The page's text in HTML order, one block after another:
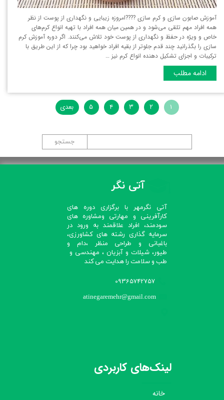
آموزش صابون سازی و کرم سازی ????امروزه زیبایی و نگهداری از پوست از نظر
همه افراد مهم تلقی می‌شود و در همین میان همه افراد با تهیه انواع کرم‌های
خاص و ویژه در حفظ و نگهداری از پوست خود تلاش می‌کنند. اگر دوره آموزش کرم
سازی را بگذرانید چند قدم جلوتر از بقیه افراد خواهید بود چرا که از این طریق با
ترکیبات و اجزای تشکیل دهنده انواع کرم نیز …
ادامه مطلب
۱ ۲ ۳ ۴ ۵ بعدی
جستجو
آتی نگر
آتی نگرمهر با برگزاری دوره های
کارآفرینی و مهارتی ومشاوره های
سودمند، افراد علاقمند به ورود در
سرمایه گذاری رشته های کشاورزی،
باغبانی و طراحی منظر ،دام و
طیور، شیلات و آبزیان ، مهندسی و
طب و سلامت را هدایت می کند​​​​​​​
09365742757
atinegaremehr@gmail.com
لینک‌های کاربردی
خانه